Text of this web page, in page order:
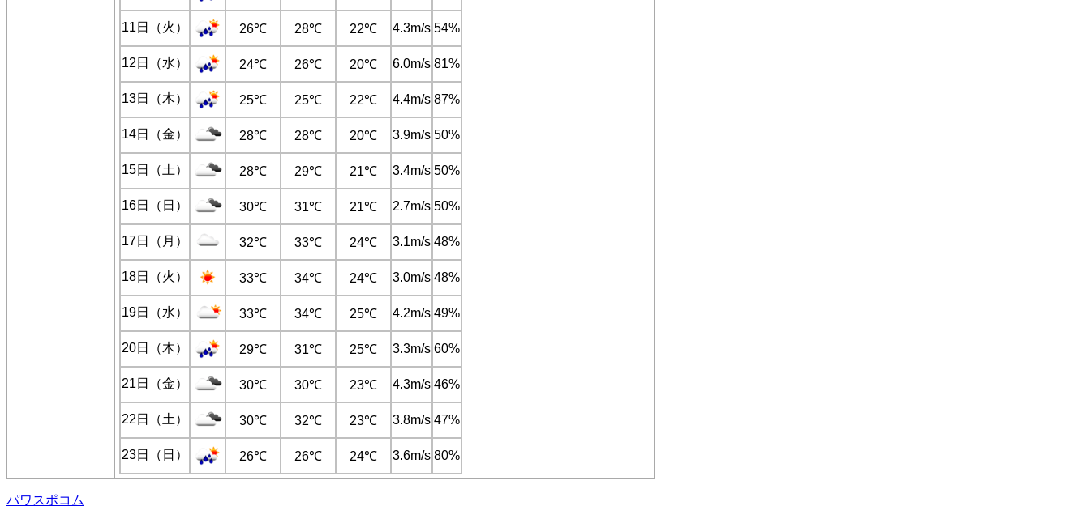
11日（火） 26℃ 28℃ 22℃ 4.3m/s 54%
12日（水） 24℃ 26℃ 20℃ 6.0m/s 81%
13日（木） 25℃ 25℃ 22℃ 4.4m/s 87%
14日（金） 28℃ 28℃ 20℃ 3.9m/s 50%
15日（土） 28℃ 29℃ 21℃ 3.4m/s 50%
16日（日） 30℃ 31℃ 21℃ 2.7m/s 50%
17日（月） 32℃ 33℃ 24℃ 3.1m/s 48%
18日（火） 33℃ 34℃ 24℃ 3.0m/s 48%
19日（水） 33℃ 34℃ 25℃ 4.2m/s 49%
20日（木） 29℃ 31℃ 25℃ 3.3m/s 60%
21日（金） 30℃ 30℃ 23℃ 4.3m/s 46%
22日（土） 30℃ 32℃ 23℃ 3.8m/s 47%
23日（日） 26℃ 26℃ 24℃ 3.6m/s 80%
パワスポコム